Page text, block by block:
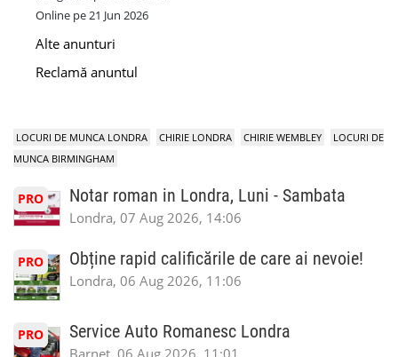
Online pe 21 Jun 2026
Alte anunturi
Reclamă anuntul
LOCURI DE MUNCA LONDRA CHIRIE LONDRA CHIRIE WEMBLEY
LOCURI DE
MUNCA BIRMINGHAM
PRO Notar roman in Londra, Luni - Sambata
Londra, 07 Aug 2026, 14:06
PRO Obține rapid calificările de care ai nevoie!
Londra, 06 Aug 2026, 11:06
PRO Service Auto Romanesc Londra
Barnet, 06 Aug 2026, 11:01